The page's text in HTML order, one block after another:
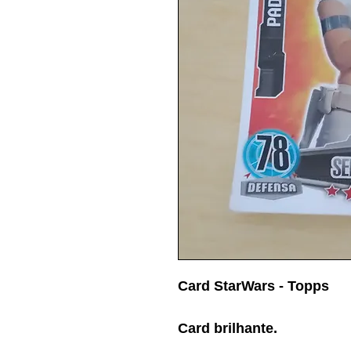
Card StarWars - Topps
Card brilhante.